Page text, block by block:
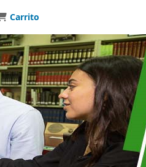
Carrito